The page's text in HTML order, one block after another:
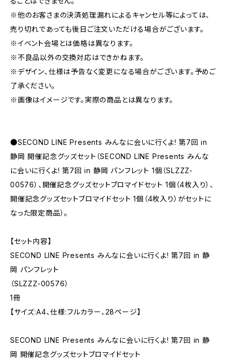
※他のお客さまの決済処理漏れによるキャンセル等によっては、
売り切れであっても後日ご注文いただける場合がございます。
※イベント会場とは価格は異なります。
※不良品以外の交換対応はできかねます。
※デザイン、仕様は予告なく変更になる場合がございます。予めご
了承ください。
※画像はイメージです。実際の商品とは異なります。
●SECOND LINE Presents みんなに会いに行くよ! 第7回 in
静岡 開催記念グッズセット（SECOND LINE Presents みんな
に会いに行くよ! 第7回 in 静岡 パンフレット 1個（SLZZZ-
00576）、開催記念グッズセットブロマイドセット 1個（4枚入り）、
開催記念グッズセットブロマイドセット 1個（4枚入り）がセットに
なった限定商品）。
【セット内容】
SECOND LINE Presents みんなに会いに行くよ! 第7回 in 静
岡 パンフレット
（SLZZZ-00576）
1冊
【サイズ:A4、仕様:フルカラー、28ページ】
SECOND LINE Presents みんなに会いに行くよ! 第7回 in 静
岡 開催記念グッズセットブロマイドセット